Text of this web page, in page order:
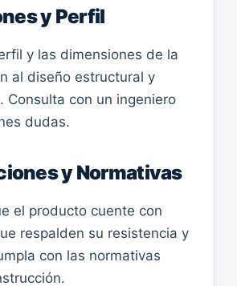
y Perfil
y las dimensiones de la
al diseño estructural y
Consulta con un ingeniero
dudas.
y Normativas
el producto cuente con
respalden su resistencia y
con las normativas